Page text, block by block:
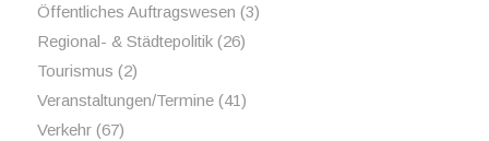
Öffentliches Auftragswesen (3)
Regional- & Städtepolitik(26)
Tourismus (2)
Veranstaltungen/Termine(41)
Verkehr(67)